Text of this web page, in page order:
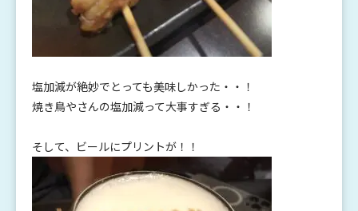
塩加減が絶妙でとっても美味しかった・・！
焼き鳥やさんの塩加減って大事すぎる・・！
そして、ビールにプリントが！！